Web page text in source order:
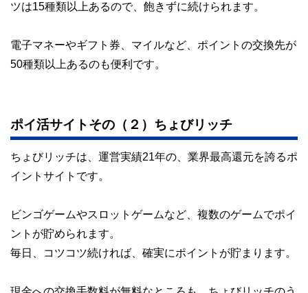
ツは15種類以上あるので、飽きずに続けられます。
電子マネーやギフト券、マイルなど、ポイントの交換先が
50種類以上あるのも便利です。
ポイ活サイトその（２）ちょびリッチ
ちょびリッチは、運営実績21年の、業界最高還元を誇るポ
イントサイトです。
ビンゴゲームやスロットゲームなど、複数のゲームでポイ
ントが貯められます。
毎日、コツコツ続ければ、確実にポイントが貯まります。